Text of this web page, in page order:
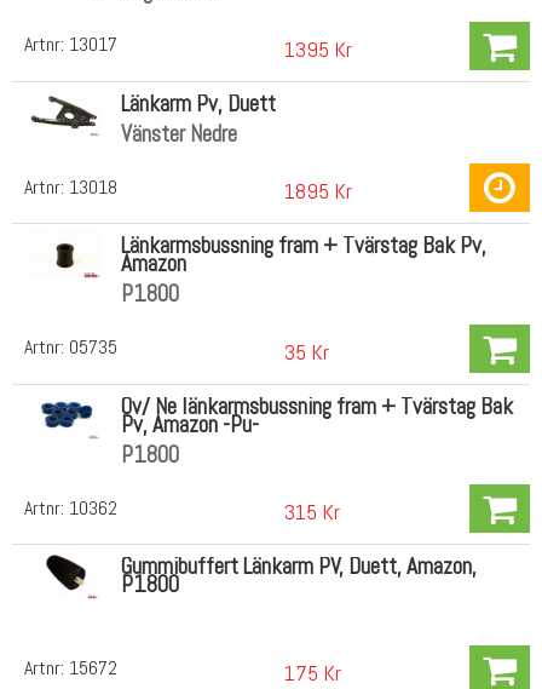
Artnr: 13017 1395 Kr
Artnr: 13018
Länkarm Pv, Duett
Vänster Nedre
1895 Kr
Artnr: 05735
Länkarmsbussning fram + Tvärstag Bak Pv,
Amazon
P1800
35 Kr
Artnr: 10362
Öv/ Ne länkarmsbussning fram + Tvärstag Bak
Pv, Amazon -Pu-
P1800
315 Kr
Artnr: 15672
Gummibuffert Länkarm PV, Duett, Amazon,
P1800
175 Kr